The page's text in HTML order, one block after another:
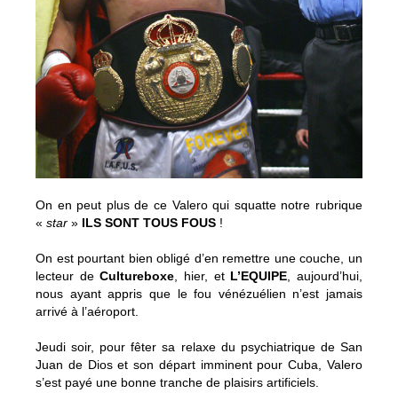
On en peut plus de ce Valero qui squatte notre rubrique
« star » ILS SONT TOUS FOUS !
On est pourtant bien obligé d’en remettre une couche, un
lecteur deCultureboxe, hier, et L’EQUIPE, aujourd’hui,
nous ayant appris que le fou vénézuélien n’est jamais
arrivé à l’aéroport.
Jeudi soir, pour fêter sa relaxe du psychiatrique de San
Juan de Dios et son départ imminent pour Cuba, Valero
s’est payé une bonne tranche de plaisirs artificiels.